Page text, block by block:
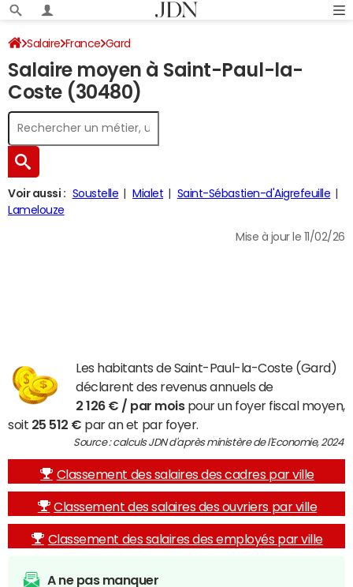
Salaire France Gard
Salaire moyen à Saint-Paul-la-
Coste (30480)
Voir aussi : Soustelle Mialet
Saint-Sébastien-d'Aigrefeuille
Lamelouze
Mise à jour le 11/02/26
Les habitants de Saint-Paul-la-Coste (Gard)
déclarent des revenus annuels de
2 126 € / par moispour un foyer fiscal moyen,
soit 25 512 € par an et par foyer.
Source : calculs JDN d'après ministère de l'Economie, 2024
Classement des salaires des cadres par ville
Classement des salaires des ouvriers par ville
Classement des salaires des employés par ville
A ne pas manquer